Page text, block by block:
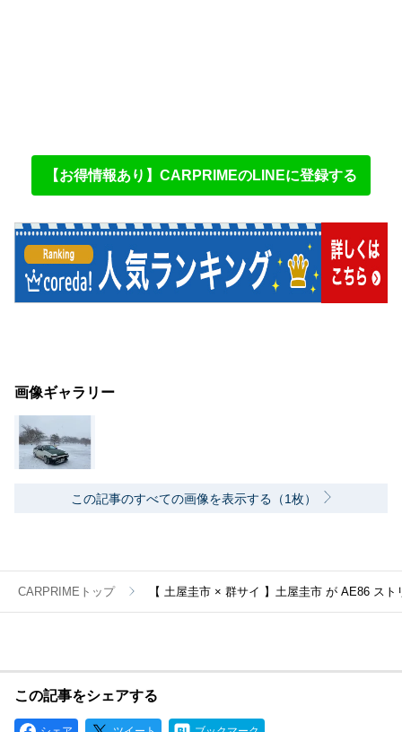
【お得情報あり】CARPRIMEのLINEに登録する
画像ギャラリー
この記事のすべての画像を表示する（1枚）
CARPRIMEトップ 【 土屋圭市 × 群サイ 】土屋圭市 が AE86 ス
この記事をシェアする